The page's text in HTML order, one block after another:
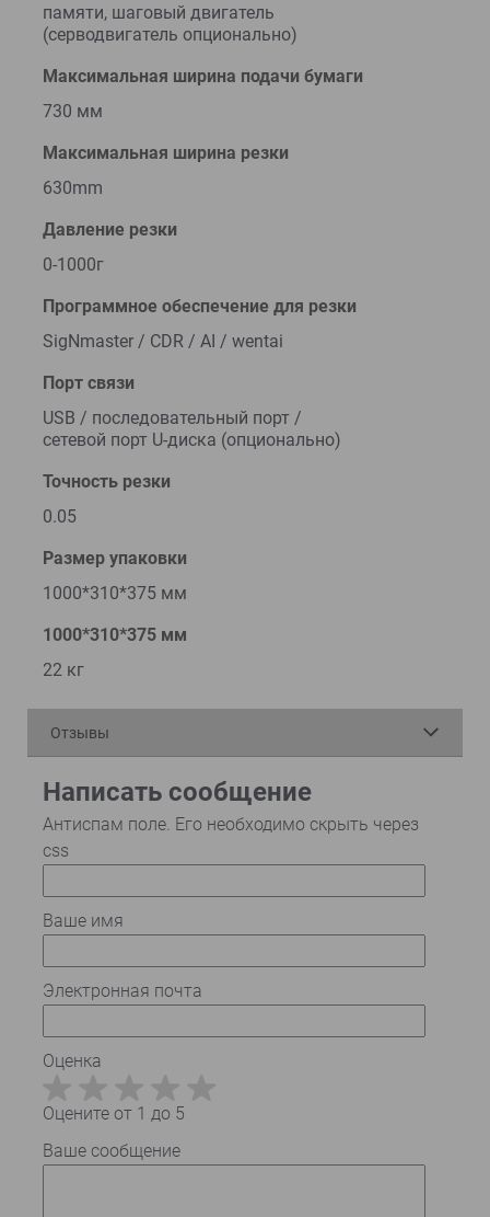
памяти, шаговый двигатель
(серводвигатель опционально)
Максимальная ширина подачи бумаги
730 мм
Максимальная ширина резки
630mm
Давление резки
0-1000г
Программное обеспечение для резки
SigNmaster / CDR / AI / wentai
Порт связи
USB / последовательный порт /
сетевой порт U-диска (опционально)
Точность резки
0.05
Размер упаковки
1000*310*375 мм
1000*310*375 мм
22 кг
Отзывы
Написать сообщение
Антиспам поле. Его необходимо скрыть через
css
Ваше имя
Электронная почта
Оценка
Оцените от 1 до 5
Ваше сообщение